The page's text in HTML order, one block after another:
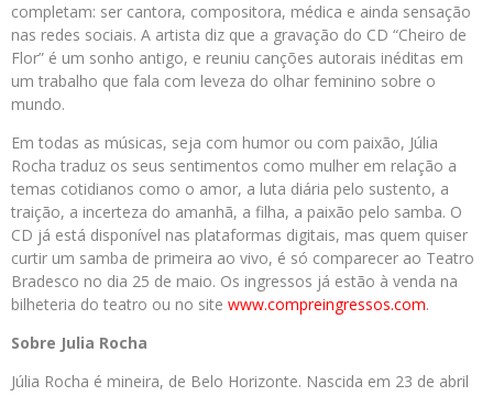
completam: ser cantora, compositora, médica e ainda sensação
nas redes sociais. A artista diz que a gravação do CD “Cheiro de
Flor” é um sonho antigo, e reuniu canções autorais inéditas em
um trabalho que fala com leveza do olhar feminino sobre o
mundo.
Em todas as músicas, seja com humor ou com paixão, Júlia
Rocha traduz os seus sentimentos como mulher em relação a
temas cotidianos como o amor, a luta diária pelo sustento, a
traição, a incerteza do amanhã, a filha, a paixão pelo samba. O
CD já está disponível nas plataformas digitais, mas quem quiser
curtir um samba de primeira ao vivo, é só comparecer ao Teatro
Bradesco no dia 25 de maio. Os ingressos já estão à venda na
bilheteria do teatro ou no site www.compreingressos.com.
Sobre Julia Rocha
Júlia Rocha é mineira, de Belo Horizonte. Nascida em 23 de abril